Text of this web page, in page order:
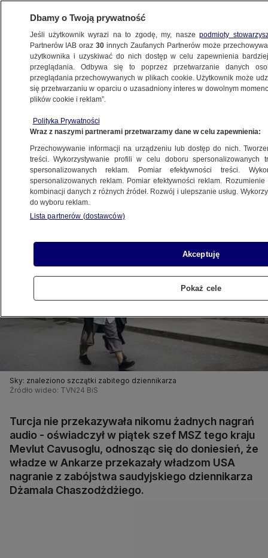
ŚWIAT
Ankara: nie przekazywaliśmy żadnych
nagrań
19.10.2018, 16:00
Udostępnij
Sky: znaleziono szczątki zabitego dziennikarza
Źródło wideo: TVN24 BiS
Turcja nie przekazywała nikomu żadnych nagrań
audio - oświadczył w piątek szef MSZ tego kraju
Mevlut Cavusoglu, odnosząc się do doniesień, że
władze w Ankarze przekazały władzom USA
nagranie z zabójstwa saudyjskiego dziennikarza
Dżamala Chaszodżdżiego.
Dbamy o Twoją prywatność
Jeśli użytkownik wyrazi na to zgodę, my, naszepodmioty
Partnerów IAB oraz30 innych Zaufanych Partnerów może
użytkownika i uzyskiwać do nich dostęp w celu zapewnienia
przeglądania. Odbywa się to poprzez przetwarzanie danych
przeglądania przechowywanych w plikach cookie. Użytkownik może
się przetwarzaniu w oparciu o uzasadniony interes w dowolnym
plików cookie i reklam”.
Polityka Prywatności
Wraz z naszymi partnerami przetwarzamy dane w celu zapewnienia:
Przechowywanie informacji na urządzeniu lub dostęp do nich.
treści. Wykorzystywanie profili w celu doboru spersonalizowanych
spersonalizowanych reklam. Pomiar efektywności treści.
spersonalizowanych reklam. Pomiar efektywności reklam.
kombinacji danych z różnych źródeł. Rozwój i ulepszanie usług.
do wyboru reklam.
Lista partnerów (dostawców)
Akceptuję
Pokaż cele